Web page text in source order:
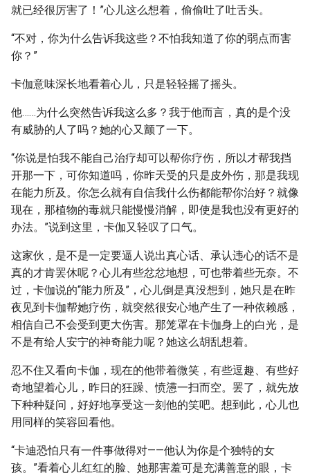
就已经很厉害了！”心儿这么想着，偷偷吐了吐舌头。
“不对，你为什么告诉我这些？不怕我知道了你的弱点而害
你？”
卡伽意味深长地看着心儿，只是轻轻摇了摇头。
他……为什么突然告诉我这么多？我于他而言，真的是个没
有威胁的人了吗？她的心又颤了一下。
“你说是怕我不能自己治疗却可以帮你疗伤，所以才帮我挡
开那一下，可你知道吗，你昨天受的只是皮外伤，那是我现
在能力所及。你怎么就有自信我什么伤都能帮你治好？就像
现在，那植物的毒就只能慢慢消解，即使是我也没有更好的
办法。”说到这里，卡伽又轻叹了口气。
这家伙，是不是一定要逼人说出真心话、承认违心的话不是
真的才肯罢休呢？心儿有些忿忿地想，可也带着些无奈。不
过，卡伽说的“能力所及”，心儿倒是真没想到，她只是在昨
夜见到卡伽帮她疗伤，就突然很安心地产生了一种依赖感，
相信自己不会受到更大伤害。那笼罩在卡伽身上的白光，是
不是有给人安宁的神奇能力呢？她这么胡乱想着。
忍不住又看向卡伽，现在的他带着微笑，有些逗趣、有些好
奇地望着心儿，昨日的狂躁、愤懑一扫而空。罢了，就先放
下种种疑问，好好地享受这一刻他的笑吧。想到此，心儿也
用同样的笑容回看他。
“卡迪恐怕只有一件事做得对——他认为你是个独特的女
孩。”看着心儿红红的脸、她那害羞可是充满善意的眼，卡